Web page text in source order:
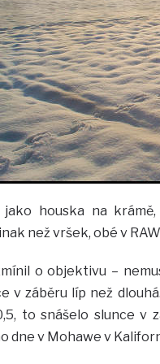
houska na
než vršek, obé v
o objektivu –
v záběru líp než
to snášelo slunce v
dne v Mohawe v